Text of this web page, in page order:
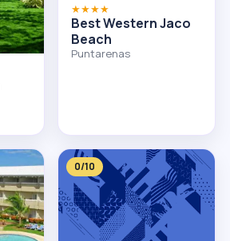
★★★★
Best Western Jaco
Beach
Puntarenas
0/10